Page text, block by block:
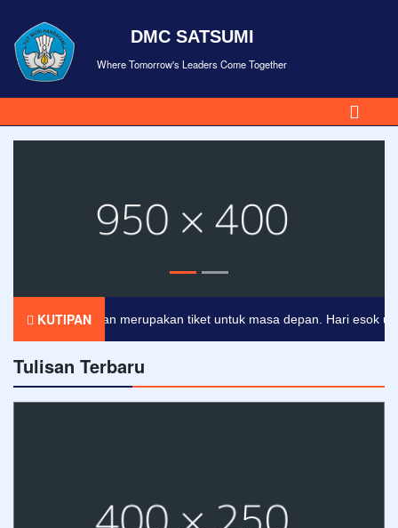
DMC SATSUMI
Where Tomorrow's Leaders Come Together
KUTIPAN
Pendidikan merupakan tiket untuk masa depan. Hari esok
Tulisan Terbaru